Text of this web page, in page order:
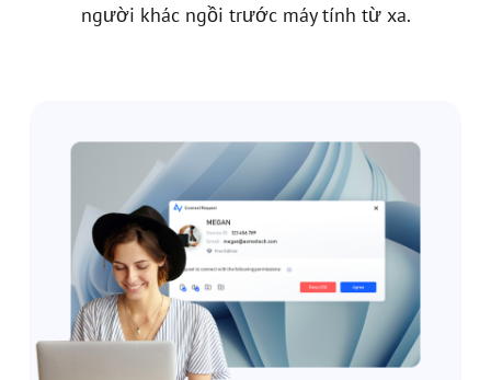
người khác ngồi trước máy tính từ xa.